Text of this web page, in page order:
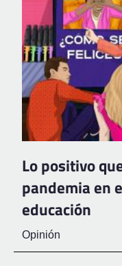
Lo positivo
pandemia en
educación
Opinión